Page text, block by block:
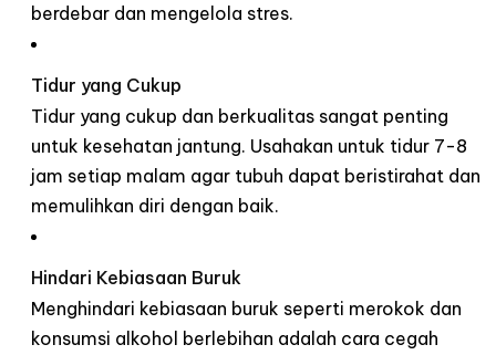
berdebar dan mengelola stres.
Tidur yang Cukup
Tidur yang cukup dan berkualitas sangat penting
untuk kesehatan jantung. Usahakan untuk tidur 7-8
jam setiap malam agar tubuh dapat beristirahat dan
memulihkan diri dengan baik.
Hindari Kebiasaan Buruk
Menghindari kebiasaan buruk seperti merokok dan
konsumsi alkohol berlebihan adalah cara cegah